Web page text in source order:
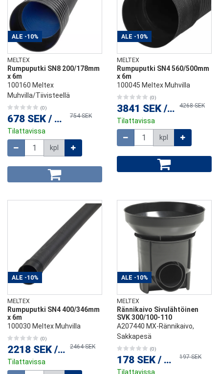
ALE -10%
MELTEX
Rumpuputki SN8 200/178mm
x 6m
100160 Meltex
Muhvilla/Tiivisteellä
(0)
678 SEK / kpl 754 SEK
Tilattavissa
kpl
ALE -10%
MELTEX
Rumpuputki SN4 560/500mm
x 6m
100045 Meltex Muhvilla
(0)
3841 SEK / kpl4268 SEK
Tilattavissa
kpl
ALE -10%
MELTEX
Rumpuputki SN4 400/346mm
x 6m
100030 Meltex Muhvilla
(0)
2218 SEK / kpl2464 SEK
Tilattavissa
ALE -10%
MELTEX
Rännikaivo Sivulähtöinen
SVK 300/100-110
A207440 MX-Rännikaivo,
Sakkapesä
(0)
178 SEK / kpl 197 SEK
Tilattavissa